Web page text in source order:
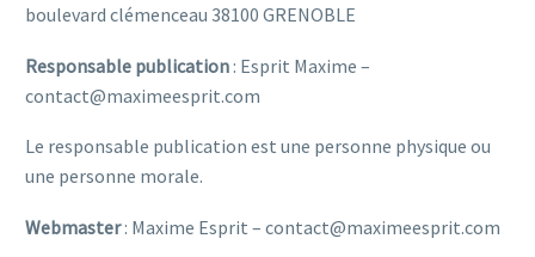
boulevard clémenceau 38100 GRENOBLE
Responsable publication : Esprit Maxime –
contact@maximeesprit.com
Le responsable publication est une personne physique ou
une personne morale.
Webmaster: Maxime Esprit – contact@maximeesprit.com